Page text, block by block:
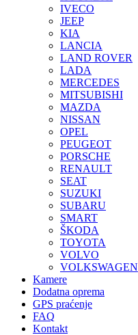
IVECO
JEEP
KIA
LANCIA
LAND ROVER
LADA
MERCEDES
MITSUBISHI
MAZDA
NISSAN
OPEL
PEUGEOT
PORSCHE
RENAULT
SEAT
SUZUKI
SUBARU
SMART
ŠKODA
TOYOTA
VOLVO
VOLKSWAGEN
Kamere
Dodatna oprema
GPS praćenje
FAQ
Kontakt